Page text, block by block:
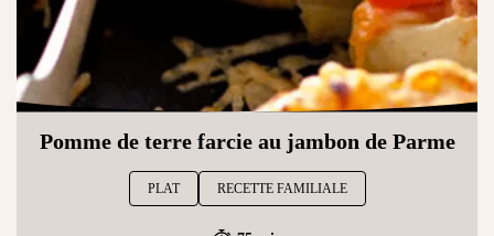
Pomme de terre farcie au jambon de Parme
PLAT RECETTE FAMILIALE